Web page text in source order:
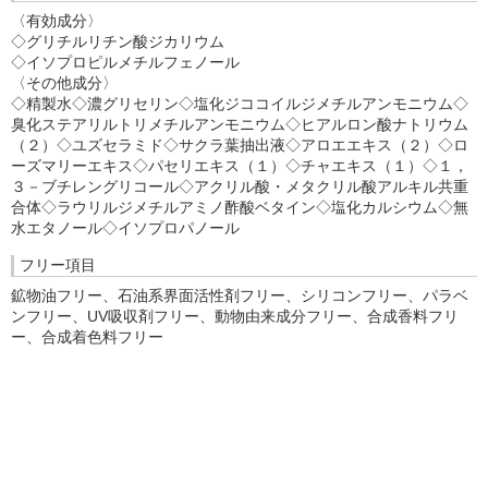
〈有効成分〉
◇グリチルリチン酸ジカリウム
◇イソプロピルメチルフェノール
〈その他成分〉
◇精製水◇濃グリセリン◇塩化ジココイルジメチルアンモニウム◇
臭化ステアリルトリメチルアンモニウム◇ヒアルロン酸ナトリウム
（２）◇ユズセラミド◇サクラ葉抽出液◇アロエエキス（２）◇ロ
ーズマリーエキス◇パセリエキス（１）◇チャエキス（１）◇１，
３－ブチレングリコール◇アクリル酸・メタクリル酸アルキル共重
合体◇ラウリルジメチルアミノ酢酸ベタイン◇塩化カルシウム◇無
水エタノール◇イソプロパノール
フリー項目
鉱物油フリー、石油系界面活性剤フリー、シリコンフリー、パラベ
ンフリー、UV吸収剤フリー、動物由来成分フリー、合成香料フリ
ー、合成着色料フリー